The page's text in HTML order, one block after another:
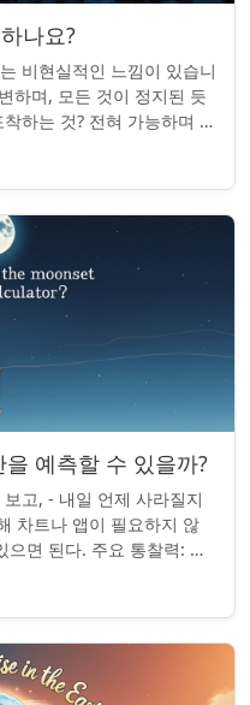
나요?
비현실적인 느낌이 있습니
하며, 모든 것이 정지된 듯
하는 것? 전혀 가능하며 가
예측할 수 있을까?
고, - 내일 언제 사라질지
차트나 앱이 필요하지 않
면 된다. 주요 통찰력: 오